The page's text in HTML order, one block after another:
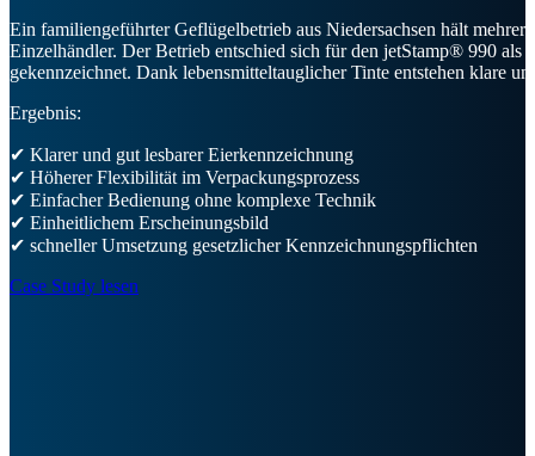
Ein familiengeführter Geflügelbetrieb aus Niedersachsen hält
Einzelhändler. Der Betrieb entschied sich für den jetStamp® 990
gekennzeichnet. Dank lebensmitteltauglicher Tinte entstehen klare
Ergebnis:
✔ Klarer und gut lesbarer Eierkennzeichnung
✔ Höherer Flexibilität im Verpackungsprozess
✔ Einfacher Bedienung ohne komplexe Technik
✔ Einheitlichem Erscheinungsbild
✔ schneller Umsetzung gesetzlicher Kennzeichnungspflichten
Case Study lesen